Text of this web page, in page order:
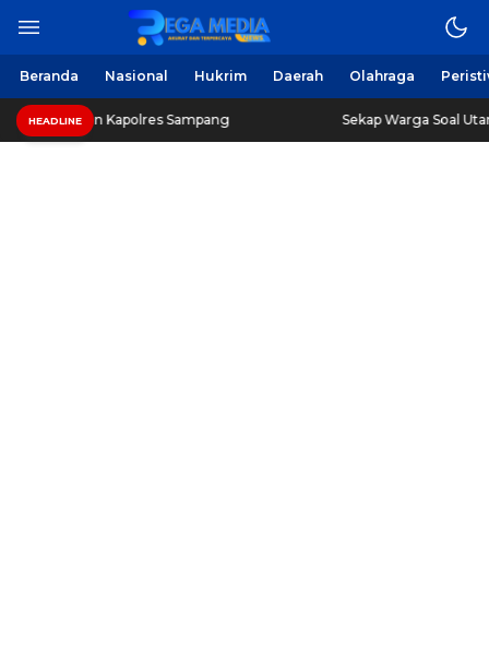
Beranda Nasional Hukrim Daerah Olahraga
HEADLINE
Kapolres Sampang Sekap Warga Soal Utang, 3 Pria di